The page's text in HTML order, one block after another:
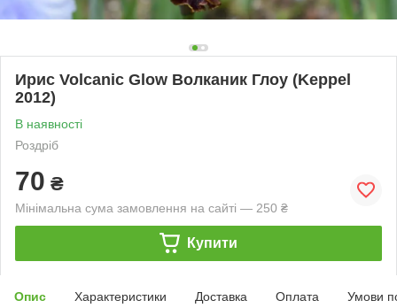
Ирис Volcanic Glow Волканик Глоу (Keppel
2012)
В наявності
Роздріб
70 ₴
Мінімальна сума замовлення на сайті — 250 ₴
Купити
Опис Характеристики Доставка Оплата Умови